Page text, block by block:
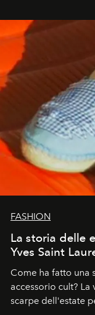
FASHION
La storia delle
Yves Saint
Come ha fatto una
accessorio cult?
scarpe dell'estate